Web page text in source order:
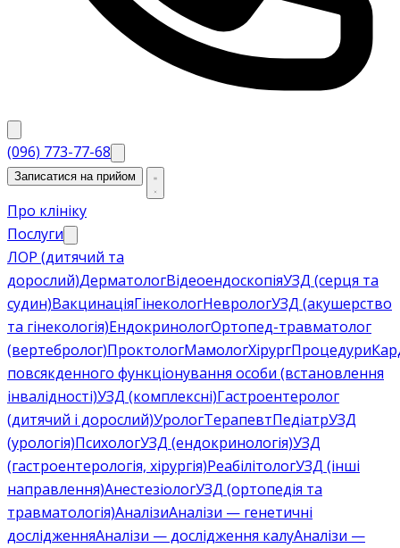
(096) 773-77-68
Записатися на прийом
Про клініку
Послуги
ЛОР (дитячий та
дорослий)ДерматологВідеоендоскопіяУЗД (серця та
судин)ВакцинаціяГінекологНеврологУЗД (акушерство
та гінекологія)ЕндокринологОртопед-травматолог
(вертебролог)ПроктологМамологХірургПроцедури
повсякденного функціонування особи (встановлення
інвалідності)УЗД (комплексні)Гастроентеролог
(дитячий і дорослий)УрологТерапевтПедіатрУЗД
(урологія)ПсихологУЗД (ендокринологія)УЗД
(гастроентерологія, хірургія)РеабілітологУЗД (інші
направлення)АнестезіологУЗД (ортопедія та
травматологія)АналізиАналізи — генетичні
дослідженняАналізи — дослідження калуАналізи —